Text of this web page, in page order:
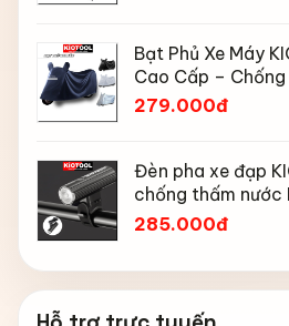
Bạt Phủ Xe Máy
Cao Cấp –
Chống Bụi, Chống
279.000đ
Đèn pha xe đạp
chống thấm nước
285.000đ